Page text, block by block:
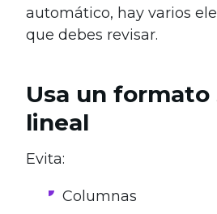
automático, hay varios
que debes revisar.
Usa un
lineal
Evita:
Columnas